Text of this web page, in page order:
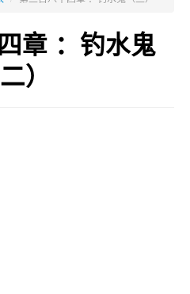
章 ：钓水鬼
）